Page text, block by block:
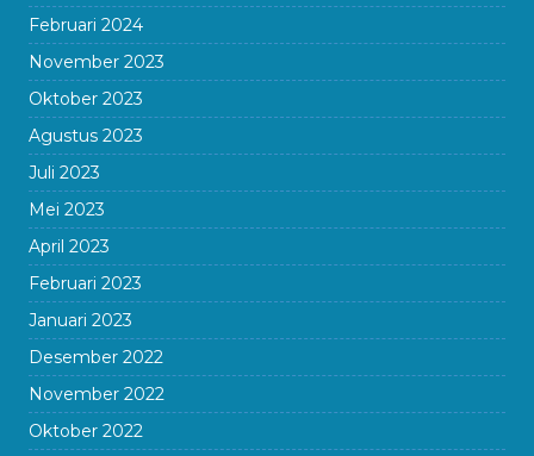
Februari 2024
November 2023
Oktober 2023
Agustus 2023
Juli 2023
Mei 2023
April 2023
Februari 2023
Januari 2023
Desember 2022
November 2022
Oktober 2022